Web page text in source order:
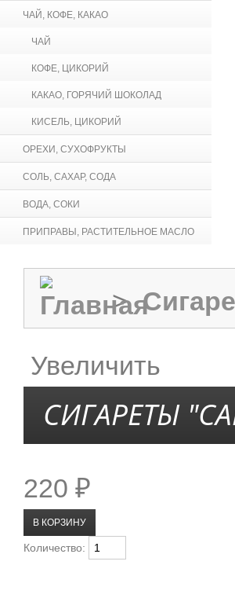
ЧАЙ, КОФЕ, КАКАО
ЧАЙ
КОФЕ, ЦИКОРИЙ
КАКАО, ГОРЯЧИЙ ШОКОЛАД
КИСЕЛЬ, ЦИКОРИЙ
ОРЕХИ, СУХОФРУКТЫ
СОЛЬ, САХАР, СОДА
ВОДА, СОКИ
ПРИПРАВЫ, РАСТИТЕЛЬНОЕ МАСЛО
>
Увеличить
СИГАРЕТЫ
220 ₽
Количество: